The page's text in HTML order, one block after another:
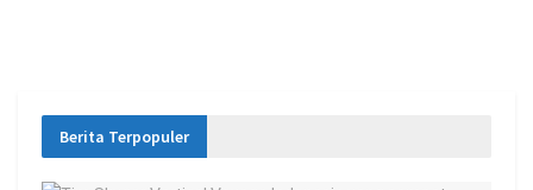
Berita Terpopuler